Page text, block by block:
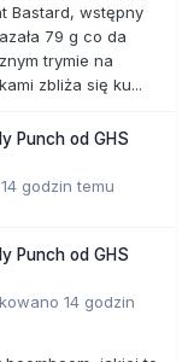
Bastard, wstępny
79 g co da
trymie na
zbliża się ku...
Punch od GHS
14 godzin temu
Punch od GHS
14 godzin